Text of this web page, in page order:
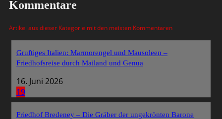
Kommentare
Artikel aus dieser Kategorie mit den meisten Kommentaren
Gruftiges Italien: Marmorengel und Mausoleen –
Friedhofsreise durch Mailand und Genua
16. Juni 2026
19
Friedhof Bredeney – Die Gräber der ungekrönten Barone